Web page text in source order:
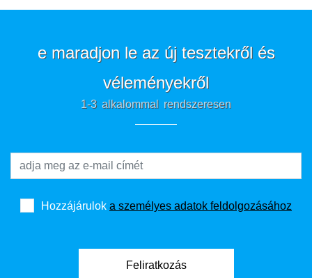
e maradjon le az új tesztekről és
véleményekről
1-3 alkalommal rendszeresen
Hozzájárulok a személyes adatok feldolgozásához